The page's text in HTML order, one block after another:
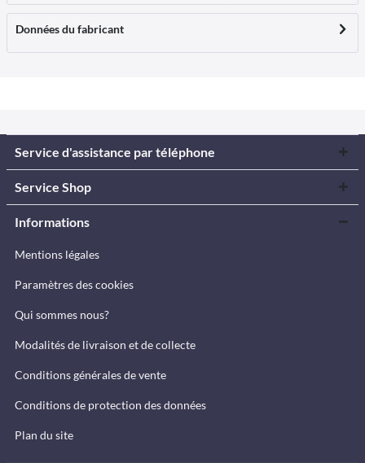
Données du fabricant
Service d'assistance par téléphone
Service Shop
Informations
Mentions légales
Paramètres des cookies
Qui sommes nous?
Modalités de livraison et de collecte
Conditions générales de vente
Conditions de protection des données
Plan du site